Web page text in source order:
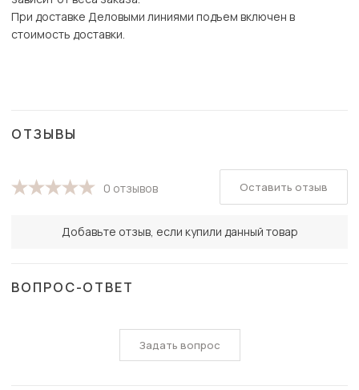
При доставке Деловыми линиями подъем включен в
стоимость доставки.
ОТЗЫВЫ
0 отзывов
Добавьте отзыв, если купили данный товар
Оставить отзыв
ВОПРОС-ОТВЕТ
Задать вопрос